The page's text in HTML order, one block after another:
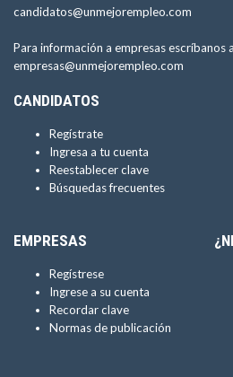
candidatos@unmejorempleo.com
Para información a empresas escríbanos a
empresas@unmejorempleo.com
CANDIDATOS
Regístrate
Ingresa a tu cuenta
Reestablecer clave
Búsquedas frecuentes
EMPRESAS
Regístrese
Ingrese a su cuenta
Recordar clave
Normas de publicación